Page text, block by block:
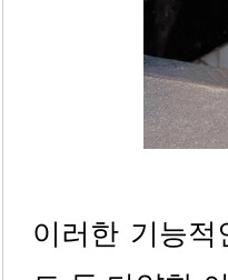
이러한 기능